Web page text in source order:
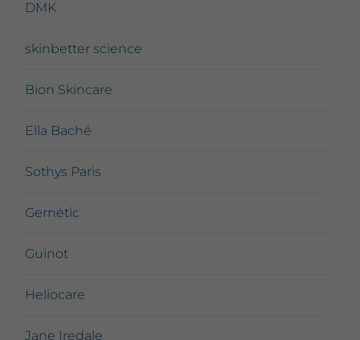
DMK
skinbetter science
Bion Skincare
Ella Baché
Sothys Paris
Gernétic
Guinot
Heliocare
Jane Iredale